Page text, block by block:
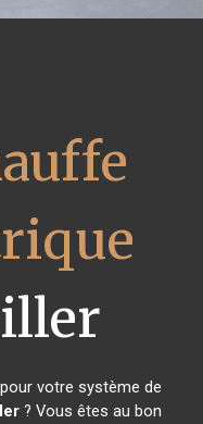
votre système de
? Vous êtes au bon